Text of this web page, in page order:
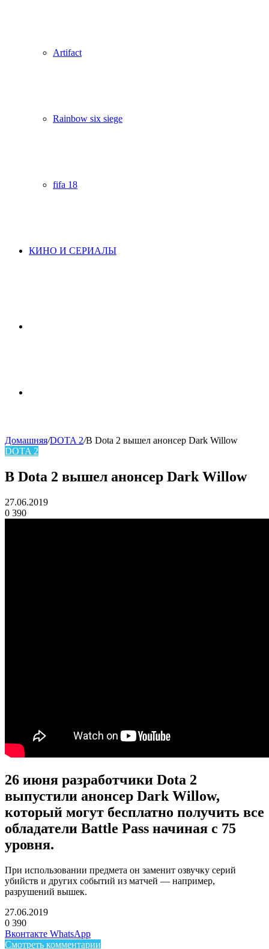
Artifact
Rainbow six siege
fifa 18
КИНО И СЕРИАЛЫ
skin
Домашняя/DOTA 2/В Dota 2 вышел анонсер Dark Willow
DOTA 2
В Dota 2 вышел анонсер Dark Willow
27.06.2019
0 390
26 июня разработчики Dota 2
выпустили анонсер Dark Willow,
который могут бесплатно получить все
обладатели Battle Pass начиная с 75
уровня.
При использовании предмета он заменит озвучку серий
убийств и других событий из матчей — например,
разрушений вышек.
27.06.2019
0 390
Facebook
Twitter
LinkedIn
Вконтакте WhatsAppTelegram
Смотреть комментарии